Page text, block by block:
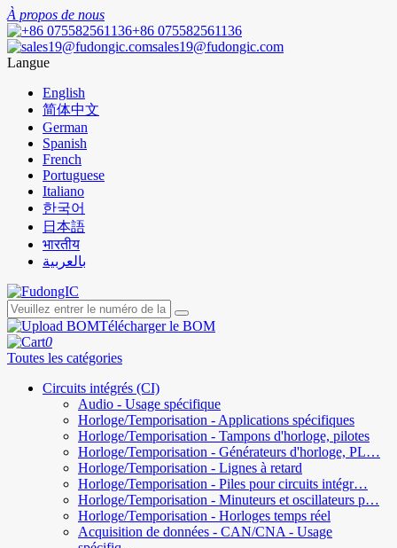
À propos de nous
+86 075582561136
sales19@fudongic.com
Langue
English
简体中文
German
Spanish
French
Portuguese
Italiano
한국어
日本語
भारतीय
بالعربية
Télécharger le BOM
0
Toutes les catégories
Circuits intégrés (CI)
Audio - Usage spécifique
Horloge/Temporisation - Applications spécifiques
Horloge/Temporisation - Tampons d'horloge, pilotes
Horloge/Temporisation - Générateurs d'horloge, PL…
Horloge/Temporisation - Lignes à retard
Horloge/Temporisation - Piles pour circuits intégr…
Horloge/Temporisation - Minuteurs et oscillateurs p…
Horloge/Temporisation - Horloges temps réel
Acquisition de données - CAN/CNA - Usage